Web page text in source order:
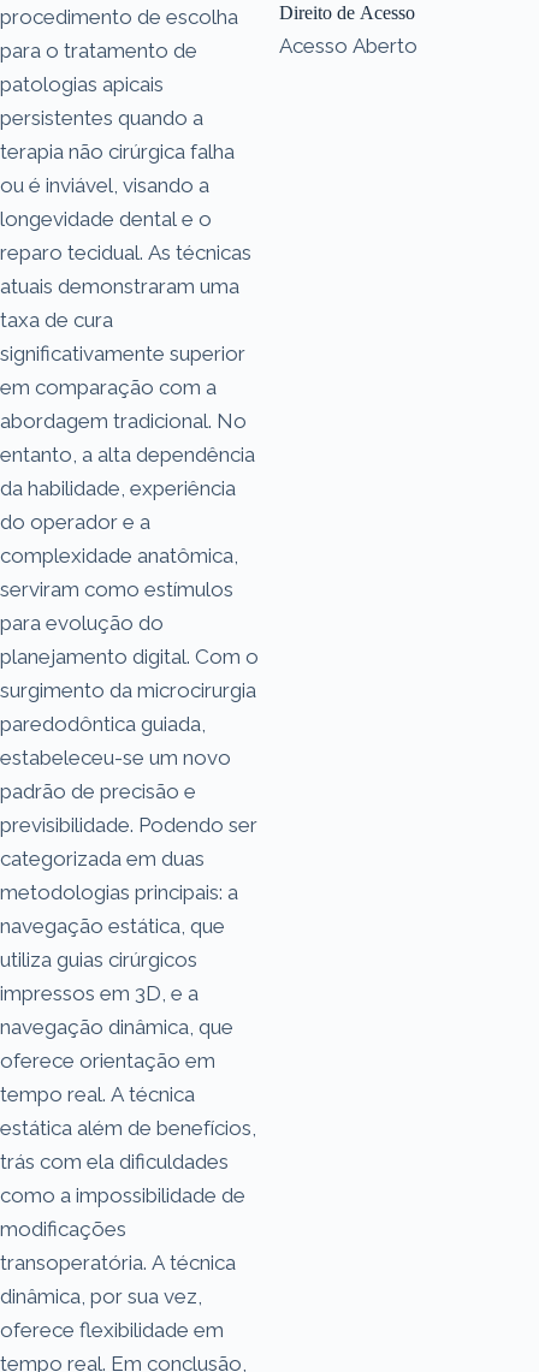
procedimento de escolha
para o tratamento de
patologias apicais
persistentes quando a
terapia não cirúrgica falha
ou é inviável, visando a
longevidade dental e o
reparo tecidual. As técnicas
atuais demonstraram uma
taxa de cura
significativamente superior
em comparação com a
abordagem tradicional. No
entanto, a alta dependência
da habilidade, experiência
do operador e a
complexidade anatômica,
serviram como estímulos
para evolução do
planejamento digital. Com o
surgimento da microcirurgia
paredodôntica guiada,
estabeleceu-se um novo
padrão de precisão e
previsibilidade. Podendo ser
categorizada em duas
metodologias principais: a
navegação estática, que
utiliza guias cirúrgicos
impressos em 3D, e a
navegação dinâmica, que
oferece orientação em
tempo real. A técnica
estática além de benefícios,
trás com ela dificuldades
como a impossibilidade de
modificações
transoperatória. A técnica
dinâmica, por sua vez,
oferece flexibilidade em
tempo real. Em conclusão,
Direito de Acesso
Acesso Aberto